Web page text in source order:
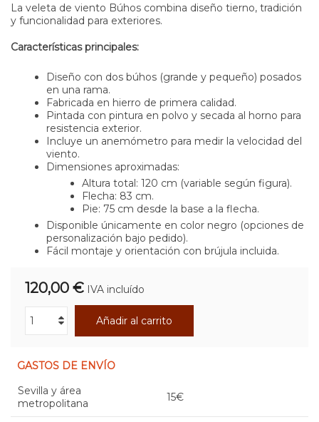
La veleta de viento Búhos combina diseño tierno, tradición
y funcionalidad para exteriores.
Características principales:
Diseño con dos búhos (grande y pequeño) posados
en una rama.
Fabricada en hierro de primera calidad.
Pintada con pintura en polvo y secada al horno para
resistencia exterior.
Incluye un anemómetro para medir la velocidad del
viento.
Dimensiones aproximadas:
Altura total: 120 cm (variable según figura).
Flecha: 83 cm.
Pie: 75 cm desde la base a la flecha.
Disponible únicamente en color negro (opciones de
personalización bajo pedido).
Fácil montaje y orientación con brújula incluida.
120,00 € IVA incluído
Añadir al carrito
GASTOS DE ENVÍO
Sevilla y área
metropolitana
15€